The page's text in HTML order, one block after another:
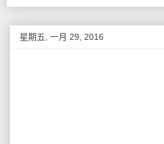
星期五, 一月 29, 2016